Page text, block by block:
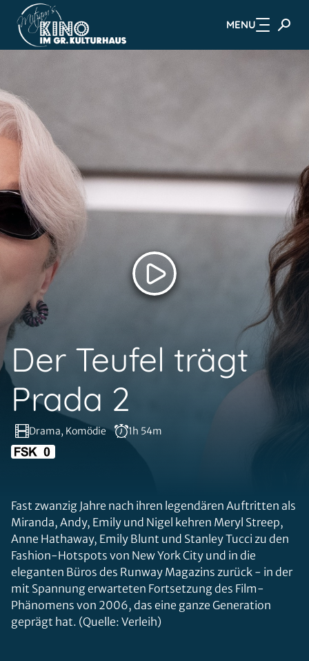
Zum Hauptinhalt springen MENU
Der Teufel trägt
Prada 2
Drama, Komödie 1h 54m
Fast zwanzig Jahre nach ihren legendären Auftritten als
Miranda, Andy, Emily und Nigel kehren Meryl Streep,
Anne Hathaway, Emily Blunt und Stanley Tucci zu den
Fashion-Hotspots von New York City und in die
eleganten Büros des Runway Magazins zurück - in der
mit Spannung erwarteten Fortsetzung des Film-
Phänomens von 2006, das eine ganze Generation
geprägt hat. (Quelle: Verleih)